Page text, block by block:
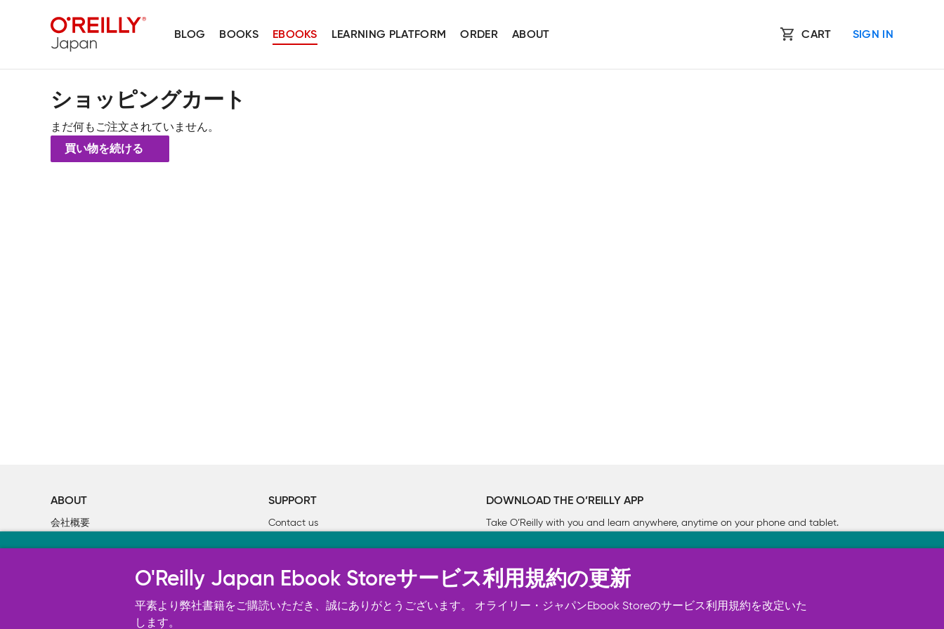
BLOG BOOKS EBOOKS LEARNING PLATFORM ORDER ABOUT CART SIGN IN
ショッピングカート
まだ何もご注文されていません。
買い物を続ける
ABOUT
会社概要
SUPPORT
Contact us
DOWNLOAD THE O’REILLY APP
Take O’Reilly with you and learn anywhere, anytime on your phone and tablet.
オライリー・ジャパンのWeb サイトは正常に機能するためにいくつかの Cookie を必要とします（必須）。 このほか、サイト使用状
況の分析、ユーザー・エクスペリエンスの向上、広告宣伝のために、お客様の同意を得て、その他の Cookie を使用することがありま
す。 詳細については
O'Reilly Japan Ebook Storeサービス利用規約の更新
平素より弊社書籍をご購読いただき、誠にありがとうございます。 オライリー・ジャパンEbook Storeのサービス利用規約を改定いた
します。